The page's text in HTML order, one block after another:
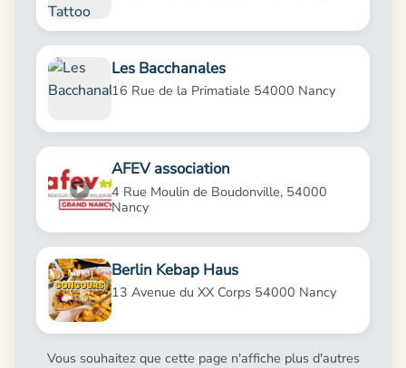
Les Bacchanales
16 Rue de la Primatiale 54000 Nancy
AFEV association
4 Rue Moulin de Boudonville, 54000
Nancy
Berlin Kebap Haus
13 Avenue du XX Corps 54000 Nancy
Vous souhaitez que cette page n'affiche plus d'autres